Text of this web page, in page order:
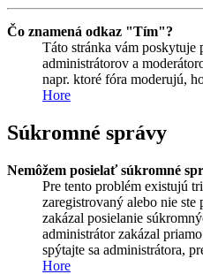
Čo znamená odkaz "Tím"?
Táto stránka vám
administrátorov a
napr. ktoré fóra moderujú,
Hore
Súkromné správy
Nemôžem posielať súkromné
Pre tento problém existujú
zaregistrovaný alebo nie
zakázal posielanie
administrátor zakázal
spýtajte sa administrátora,
Hore